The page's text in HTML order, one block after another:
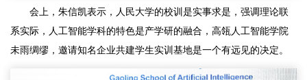
会上，朱信凯表示，人民大学的校训是实事求是，强调理论联
系实际，人工智能学科的特色是产学研的融合，高瓴人工智能学院
未雨绸缪，邀请知名企业共建学生实训基地是一个有远见的决定。